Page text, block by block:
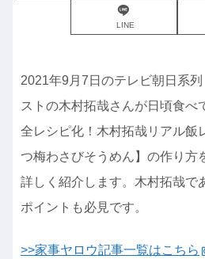
LINE
2021年9月7日のテレビ朝日系
ストの木村拓哉さんが日頃食べ
全レシピ化！ 木村拓哉リアル飯
つ梅わさびそうめん】の作り方
詳しく紹介します。 木村拓哉で
ポイントも必見です。
>>家事ヤロウ記事一覧はこちら